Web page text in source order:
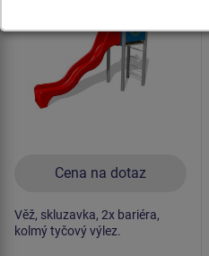
Cena na dotaz
Věž, skluzavka, 2x bariéra,
kolmý tyčový výlez.